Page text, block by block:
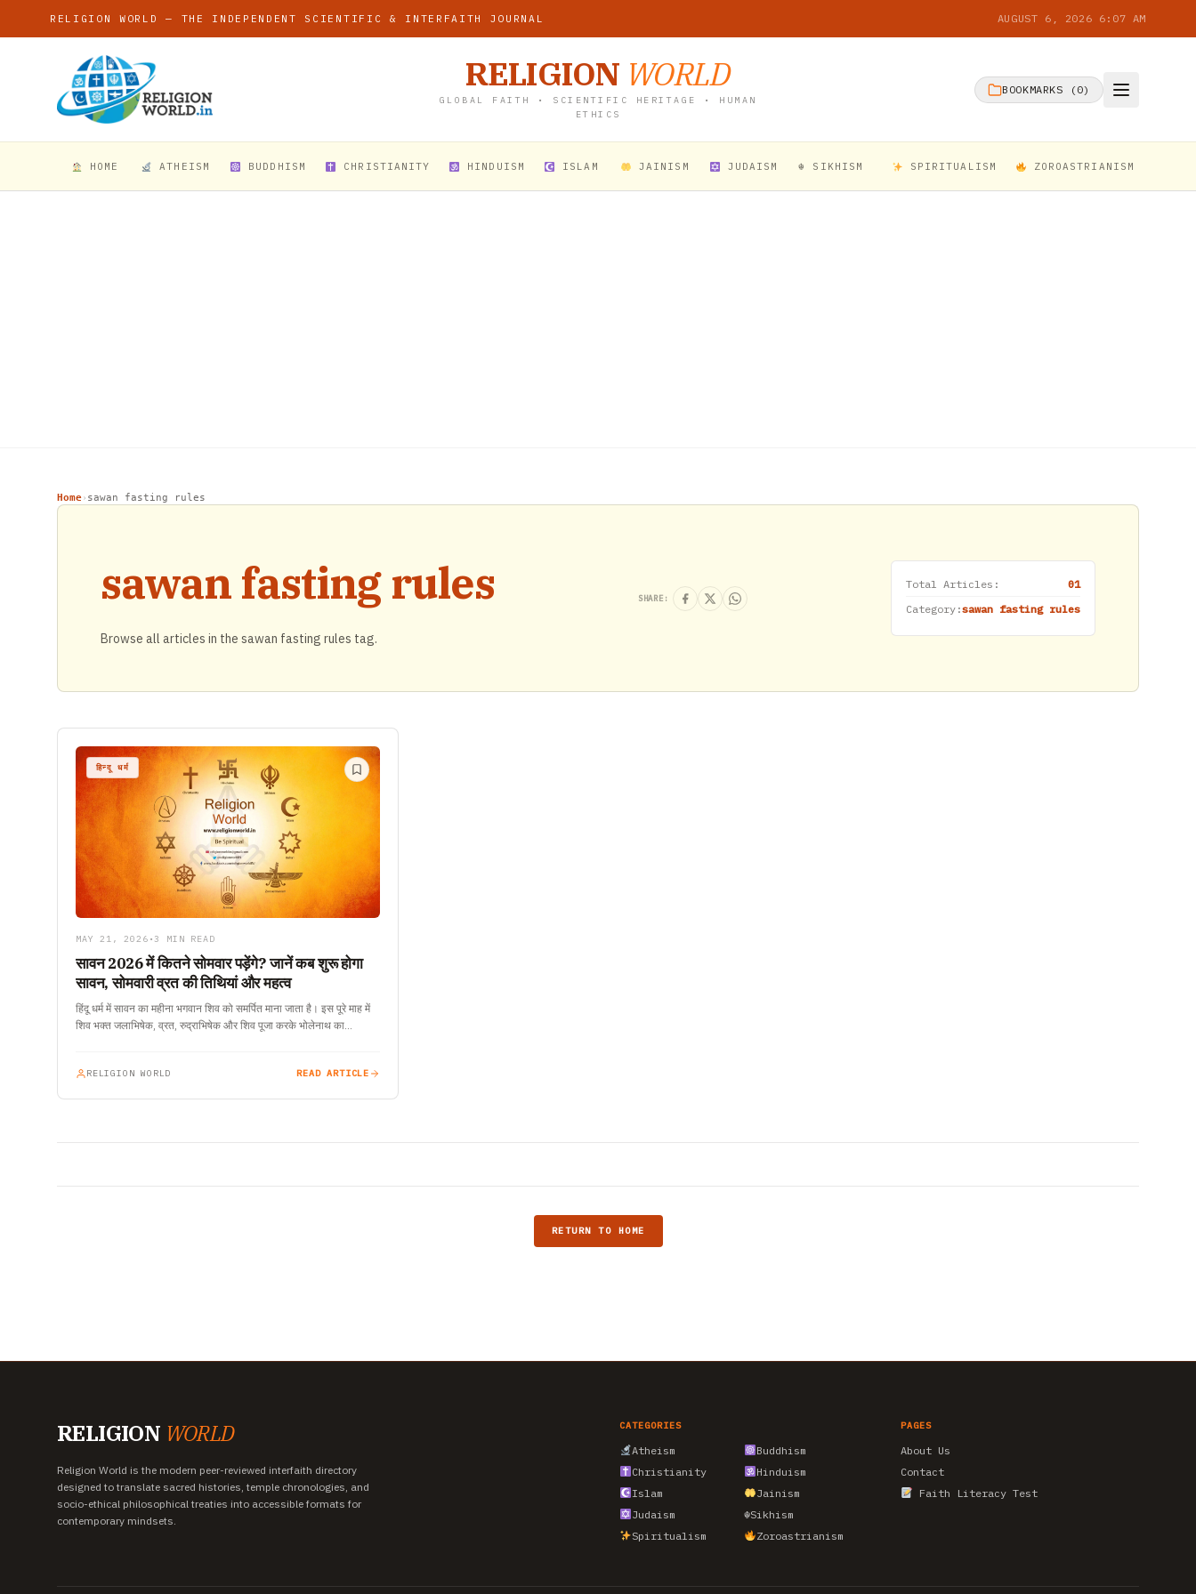
RELIGION WORLD — THE INDEPENDENT SCIENTIFIC & INTERFAITH JOURNAL AUGUST 6, 2026 6:07 AM
RELIGION WORLD
GLOBAL FAITH • SCIENTIFIC HERITAGE • HUMAN
ETHICS
BOOKMARKS ( 0)
HOME ATHEISM BUDDHISM CHRISTIANITY HINDUISM ISLAM JAINISM JUDAISM ☬ SIKHISM SPIRITUALISM ZOROASTRIANISM
Home› sawan fasting rules
sawan fasting rules
Browse all articles in the sawan fasting rules tag.
SHARE:
Total Articles:
01
Category:sawan fasting rules
हिन्दू धर्म
MAY 21, 2026 • 3 MIN READ
सावन 2026 में कितने सोमवार पड़ेंगे? जानें कब शुरू होगा
सावन, सोमवारी व्रत की तिथियां और महत्व
हिंदू धर्म में सावन का महीना भगवान शिव को समर्पित माना जाता है। इस पूरे माह में
शिव भक्त जलाभिषेक, व्रत, रुद्राभिषेक और शिव पूजा करके भोलेनाथ का…
RELIGION WORLD READ ARTICLE
RETURN TO HOME
RELIGION WORLD
Religion World is the modern peer-reviewed interfaith directory
designed to translate sacred histories, temple chronologies, and
socio-ethical philosophical treaties into accessible formats for
contemporary mindsets.
CATEGORIES
Atheism
Buddhism
Christianity
Hinduism
Islam
Jainism
Judaism
☬Sikhism
Spiritualism
Zoroastrianism
PAGES
About Us
Contact
Faith Literacy Test